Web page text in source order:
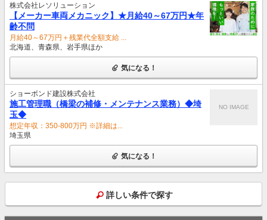
株式会社レソリューション
【メーカー車両メカニック】★月給40～67万円★年
齢不問
月給40～67万円＋残業代全額支給 ...
北海道、青森県、岩手県ほか
気になる！
ショーボンド建設株式会社
施工管理職（橋梁の補修・メンテナンス業務）◆埼
玉◆
想定年収：350-800万円 ※詳細は...
埼玉県
NO IMAGE
気になる！
詳しい条件で探す